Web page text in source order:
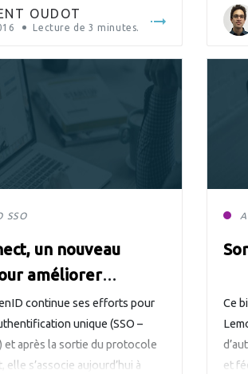
de l’État et de la
est déjà utilisé par
OUDOT
Lecture de 3 minutes.
SSO
un nouveau
améliorer
SSO par les
continue ses efforts pour
unique (SSO –
et après la sortie du protocole
elle s’associe aujourd’hui à
Ce
et